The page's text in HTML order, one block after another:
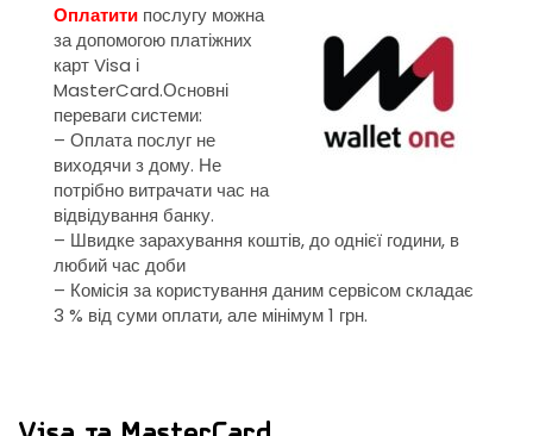
Оплатити послугу можна
за допомогою платіжних
карт Visa і
MasterCard.Основні
переваги системи:
– Оплата послуг не
виходячи з дому. Не
потрібно витрачати час на
відвідування банку.
– Швидке зарахування коштів, до однієї години, в
любий час доби
– Комісія за користування даним сервісом складає
3 % від суми оплати, але мінімум 1 грн.